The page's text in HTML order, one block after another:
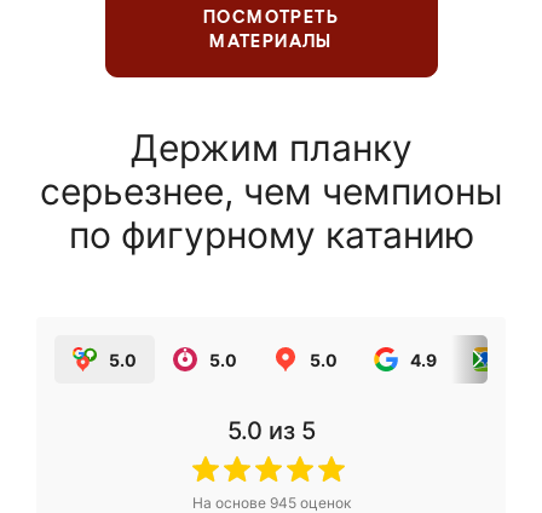
ПОСМОТРЕТЬ
МАТЕРИАЛЫ
Держим планку
серьезнее, чем чемпионы
по фигурному катанию
5.0 5.0 5.0 4.9
5.0 из 5
На основе 945оценок